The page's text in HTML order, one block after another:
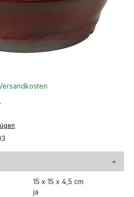
15 x 15 x 4,5 cm
ja